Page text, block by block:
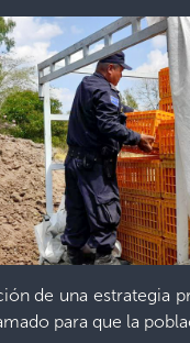
de una estrategia
para que la